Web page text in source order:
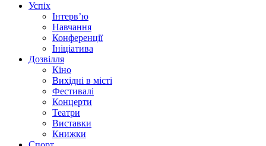
Успіх
Інтерв’ю
Навчання
Конференції
Ініціатива
Дозвілля
Кіно
Вихідні в місті
Фестивалі
Концерти
Театри
Виставки
Книжки